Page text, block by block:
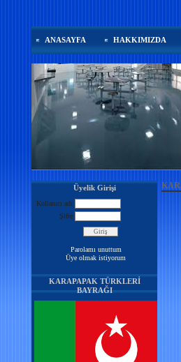
ANASAYFA HAKKIMIZDA
Üyelik Girişi
Kullanıcı adı
Şifre
Parolamı unuttum
Üye olmak istiyorum
KARAPAPAK TÜRKLERİ
BAYRAĞI